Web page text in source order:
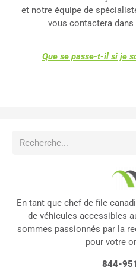
et notre équipe de
vous contactera
Que se passe-t-il si je
En tant que chef de file
de véhicules accessibles
sommes passionnés par la
pour votre
844-